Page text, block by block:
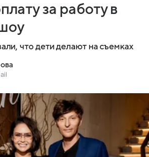
за работу в
что дети делают на съемках